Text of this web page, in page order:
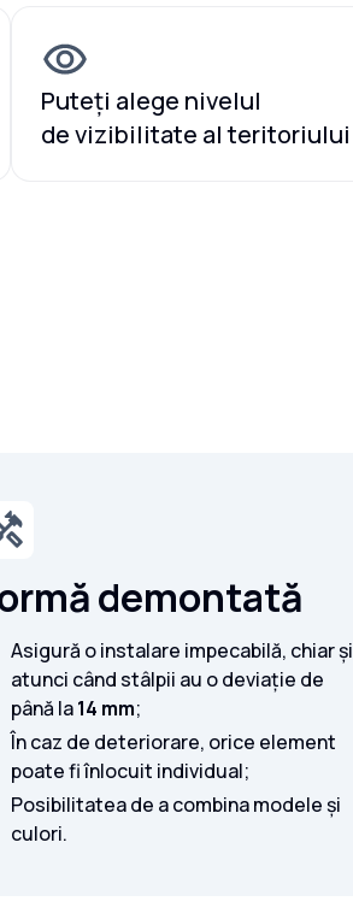
Puteți alege nivelul
de vizibilitate al teritoriului
demontată
Asigură o instalare impecabilă, chiar și
atunci când stâlpii au o deviație de
până la14 mm;
În caz de deteriorare, orice element
poate fi înlocuit individual;
Posibilitatea de a combina modele și
culori.